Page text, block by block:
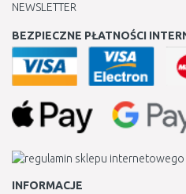
NEWSLETTER
BEZPIECZNE PŁATNOŚCI
INFORMACJE